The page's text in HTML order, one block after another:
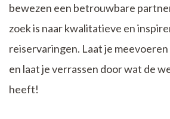
bewezen een betrouwbare
zoek is naar kwalitatieve en
reiservaringen. Laat je
en laat je verrassen door wat de
heeft!